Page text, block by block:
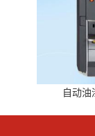
自动